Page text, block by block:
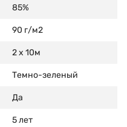
85%
90 г/м2
2 х 10м
Темно-зеленый
Да
5 лет